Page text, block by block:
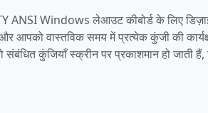
ANSI Windows लेआउट कीबोर्ड के लिए
आपको वास्तविक समय में प्रत्येक कुंजी की
कुंजियाँ स्क्रीन पर प्रकाशमान हो जाती हैं,